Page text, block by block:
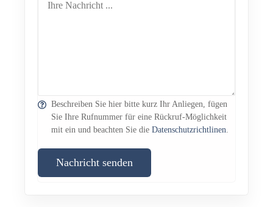
Beschreiben Sie hier bitte kurz Ihr Anliegen, fügen
Sie Ihre Rufnummer für eine Rückruf-Möglichkeit
mit ein und beachten Sie die Datenschutzrichtlinen
Nachricht senden